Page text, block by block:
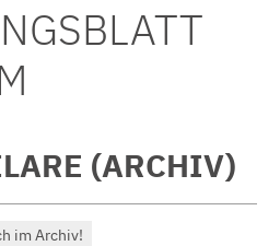
(ARCHIV)
im Archiv!